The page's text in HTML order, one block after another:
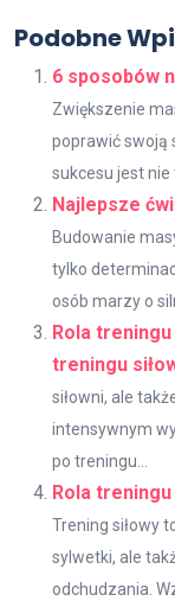
Podobne
6 sposobów
Zwiększenie
poprawić swoją
sukcesu jest nie
Najlepsze
Budowanie
tylko
osób marzy o
Rola
treningu
siłowni, ale
intensywnym
po treningu...
Rola
Trening siłowy
sylwetki, ale
odchudzania.